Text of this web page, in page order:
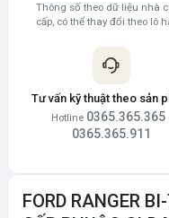
Thông số theo dữ liệu nhà
cấp, có thể thay đổi theo lô
Tư vấn kỹ thuật theo sản
Hotline 0365.365.365
0365.365.911
FORD RANGER